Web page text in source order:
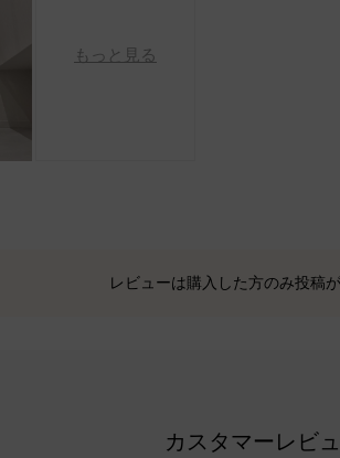
もっと見る
レビューは購入した方のみ投稿が
カスタマーレビ